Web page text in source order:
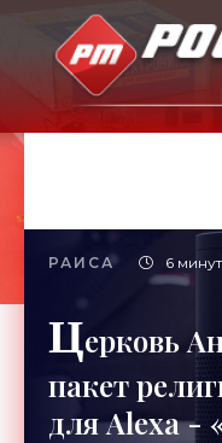
РАИСА 6
Церковь
пакет
для Alexa -